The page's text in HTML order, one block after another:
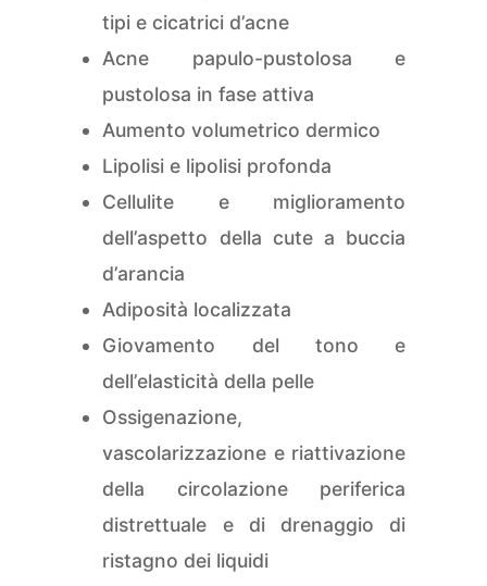
tipi e cicatrici d’acne
Acne papulo-pustolosa e
pustolosa in fase attiva
Aumento volumetrico dermico
Lipolisi e lipolisi profonda
Cellulite e miglioramento
dell’aspetto della cute a buccia
d’arancia
Adiposità localizzata
Giovamento del tono e
dell’elasticità della pelle
Ossigenazione,
vascolarizzazione e riattivazione
della circolazione periferica
distrettuale e di drenaggio di
ristagno dei liquidi